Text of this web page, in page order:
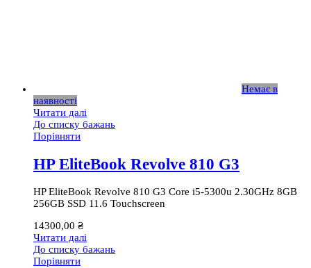
Немає в
наявності
Читати далі
До списку бажань
Порівняти
HP EliteBook Revolve 810 G3
HP EliteBook Revolve 810 G3 Core i5-5300u 2.30GHz 8GB
256GB SSD 11.6 Touchscreen
14300,00 ₴
Читати далі
До списку бажань
Порівняти